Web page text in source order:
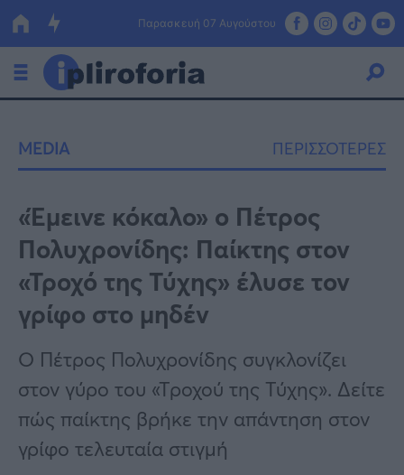
Παρασκευή 07 Αυγούστου
Οικονομία
Πολιτική
Τράπεζες
Επιδοτήσεις
ΕΣΠΑ
Κόσμος
Lifestyle
Αθλητικά
Υγεία
Γυναίκα
MEDIA ΠΕΡΙΣΣΟΤΕΡΕΣ
«Έμεινε κόκαλο» ο Πέτρος
Πολυχρονίδης: Παίκτης στον
«Τροχό της Τύχης» έλυσε τον
γρίφο στο μηδέν
Ο Πέτρος Πολυχρονίδης συγκλονίζει
στον γύρο του «Τροχού της Τύχης». Δείτε
πώς παίκτης βρήκε την απάντηση στον
γρίφο τελευταία στιγμή